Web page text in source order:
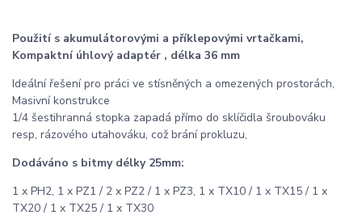
Použití s ​​akumulátorovými a příklepovými vrtačkami,
Kompaktní úhlový adaptér , délka 36 mm
Ideální řešení pro práci ve stísněných a omezených prostorách,
Masivní konstrukce
1/4 šestihranná stopka zapadá přímo do sklíčidla šroubováku
resp, rázového utahováku, což brání prokluzu,
Dodáváno s bitmy délky 25mm:
1 x PH2, 1 x PZ1 / 2 x PZ2 / 1 x PZ3, 1 x TX10 / 1 x TX15 / 1 x
TX20 / 1 x TX25 / 1 x TX30